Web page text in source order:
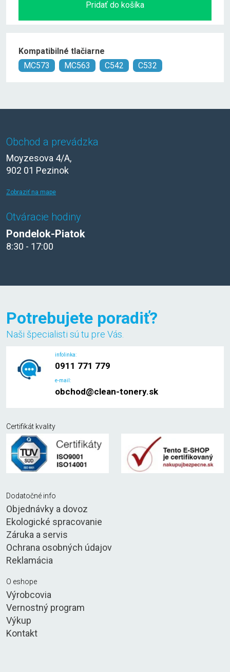
Pridať do košíka
Kompatibilné tlačiarne
MC573
MC563 C542 C532
Obchod a prevádzka
Moyzesova 4/A,
902 01 Pezinok
Zobraziť na mape
Otváracie hodiny
Pondelok-Piatok
8:30 - 17:00
Potrebujete poradiť?
Naši špecialisti sú tu pre Vás.
infolinka:
0911 771 779
e-mail:
obchod@clean-tonery.sk
Certifikát kvality
Dodatočné info
Objednávky a dovoz
Ekologické spracovanie
Záruka a servis
Ochrana osobných údajov
Reklamácia
O eshope
Výrobcovia
Vernostný program
Výkup
Kontakt